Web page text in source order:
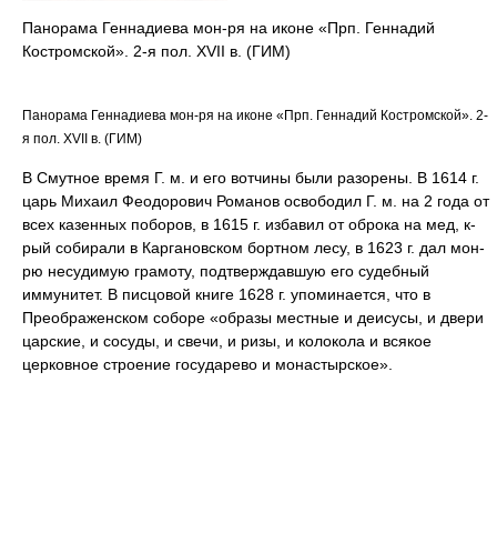
Панорама Геннадиева мон-ря на иконе «Прп. Геннадий
Костромской». 2-я пол. XVII в. (ГИМ)
Панорама Геннадиева мон-ря на иконе «Прп. Геннадий Костромской». 2-
я пол. XVII в. (ГИМ)
В Смутное время Г. м. и его вотчины были разорены. В 1614 г.
царь Михаил Феодорович Романов освободил Г. м. на 2 года от
всех казенных поборов, в 1615 г. избавил от оброка на мед, к-
рый собирали в Каргановском бортном лесу, в 1623 г. дал мон-
рю несудимую грамоту, подтверждавшую его судебный
иммунитет. В писцовой книге 1628 г. упоминается, что в
Преображенском соборе «образы местные и деисусы, и двери
царские, и сосуды, и свечи, и ризы, и колокола и всякое
церковное строение государево и монастырское».